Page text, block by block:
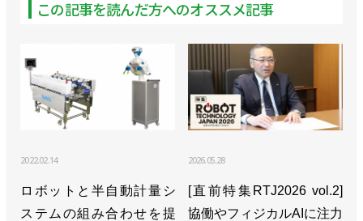
クス事業統括に／安川電機
>>キュウリ収獲ロボットが現場で稼働開始／安川電
機
協業開始／安川電機
この記事を読んだ方へのオススメ記事
2022.02.14
ロボットと半自動計量シ
ステムの組み合わせを提
2026.05.28
[直前特集RTJ2026 vol.2]
協働やフィジカルAIに注力